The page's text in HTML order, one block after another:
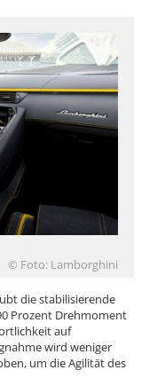
© Foto: Lamborghini
die stabilisierende
Prozent Drehmoment
auf
wird weniger
um die Agilität des